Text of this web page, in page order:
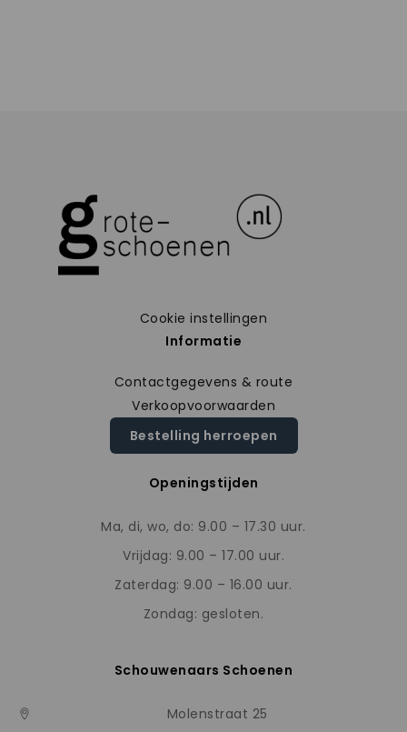
Cookie instellingen
Informatie
Contactgegevens & route
Verkoopvoorwaarden
Bestelling herroepen
Openingstijden
Ma, di, wo, do: 9.00 – 17.30 uur.
Vrijdag: 9.00 – 17.00 uur.
Zaterdag: 9.00 – 16.00 uur.
Zondag: gesloten.
Schouwenaars Schoenen
Molenstraat 25